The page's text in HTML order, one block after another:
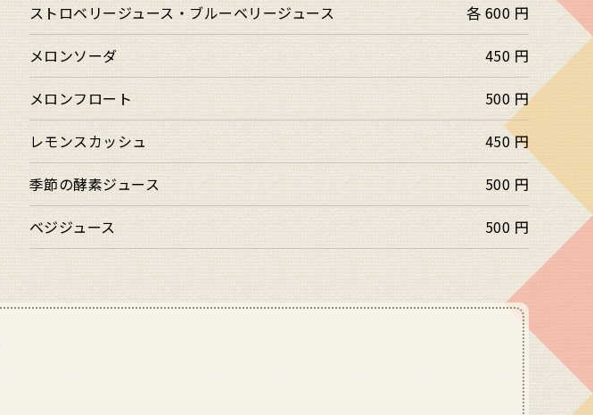
ストロベリージュース・ブルーベリージュース
各 600 円
メロンソーダ
450 円
メロンフロート
500 円
レモンスカッシュ
450 円
季節の酵素ジュース
500 円
ベジジュース
500 円